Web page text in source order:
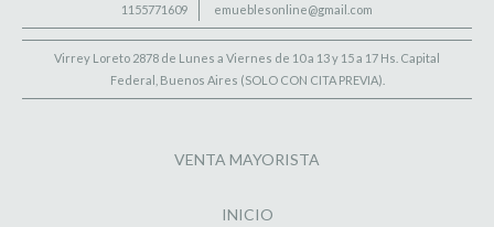
1155771609 emueblesonline@gmail.com
Virrey Loreto 2878 de Lunes a Viernes de 10 a 13 y 15 a 17 Hs. Capital
Federal, Buenos Aires (SOLO CON CITA PREVIA).
VENTA MAYORISTA
INICIO